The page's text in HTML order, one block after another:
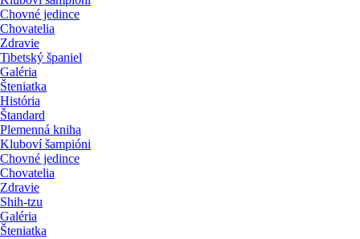
Chovné jedince
Chovatelia
Zdravie
Tibetský španiel
Galéria
Šteniatka
História
Štandard
Plemenná kniha
Kluboví šampióni
Chovné jedince
Chovatelia
Zdravie
Shih-tzu
Galéria
Šteniatka